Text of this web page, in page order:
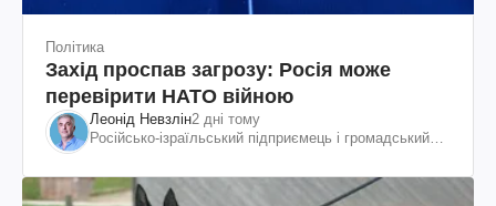
Політика
Захід проспав загрозу: Росія може
перевірити НАТО війною
Леонід Невзлін2 дні тому
Російсько-ізраїльський підприємець і громадський